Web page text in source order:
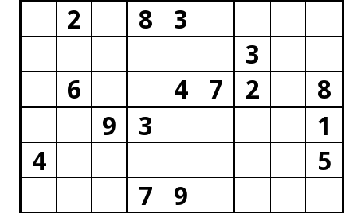
2
8
3
3
6
4 7 2
8
9
3
1
4
5
7
9